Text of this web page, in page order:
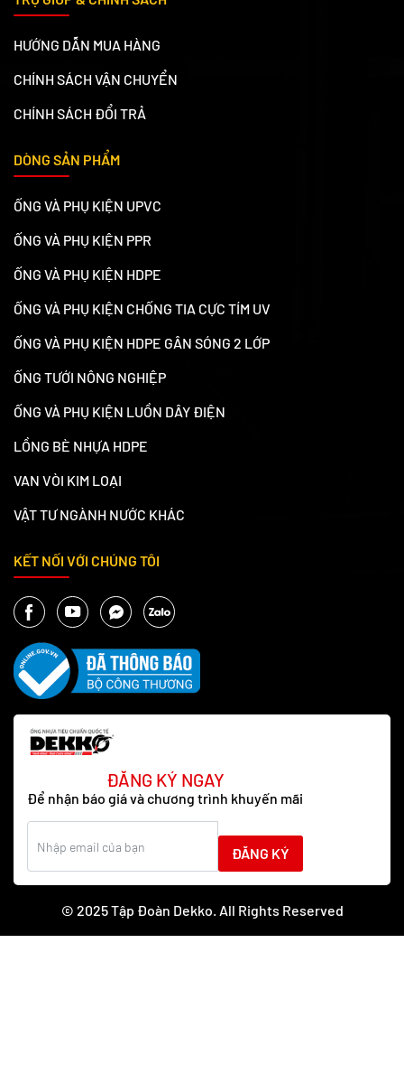
HƯỚNG DẪN MUA HÀNG
CHÍNH SÁCH VẬN CHUYỂN
CHÍNH SÁCH ĐỔI TRẢ
DÒNG SẢN PHẨM
ỐNG VÀ PHỤ KIỆN UPVC
ỐNG VÀ PHỤ KIỆN PPR
ỐNG VÀ PHỤ KIỆN HDPE
ỐNG VÀ PHỤ KIỆN CHỐNG TIA CỰC TÍM UV
ỐNG VÀ PHỤ KIỆN HDPE GÂN SÓNG 2 LỚP
ỐNG TƯỚI NÔNG NGHIỆP
ỐNG VÀ PHỤ KIỆN LUỒN DÂY ĐIỆN
LỒNG BÈ NHỰA HDPE
VAN VÒI KIM LOẠI
VẬT TƯ NGÀNH NƯỚC KHÁC
KẾT NỐI VỚI CHÚNG TÔI
ĐĂNG KÝ NGAY
Để nhận báo giá và chương trình khuyến mãi
ĐĂNG KÝ
© 2025 Tập Đoàn Dekko. All Rights Reserved